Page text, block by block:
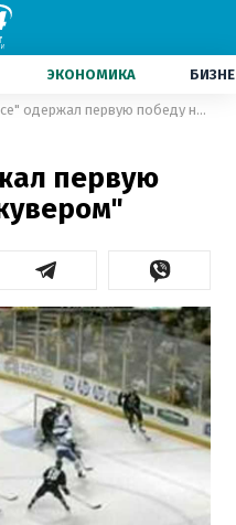
ЭКОНОМИКА
"Сан-Хосе" одержал первую победу над "Ванкувером"
первую